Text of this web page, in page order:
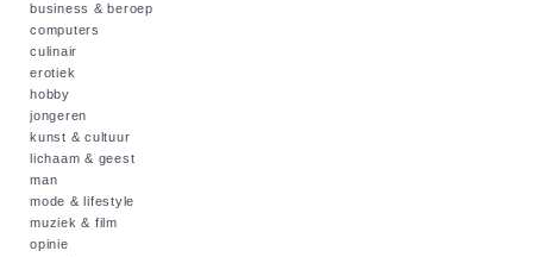
business & beroep
computers
culinair
erotiek
hobby
jongeren
kunst & cultuur
lichaam & geest
man
mode & lifestyle
muziek & film
opinie